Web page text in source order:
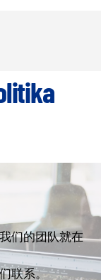
们的团队就在
联系。